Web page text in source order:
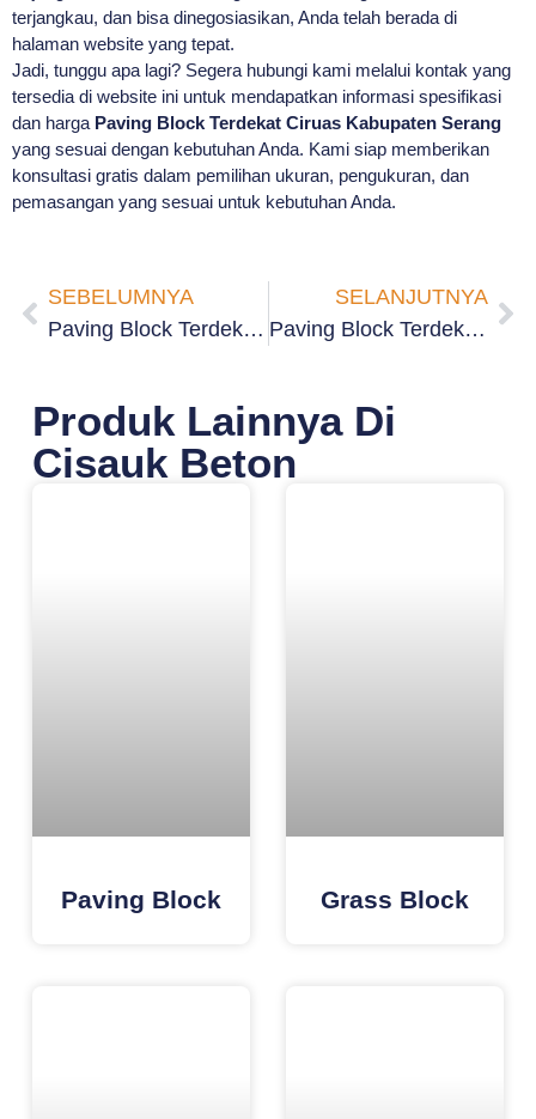
terjangkau, dan bisa dinegosiasikan, Anda telah berada di
halaman website yang tepat.
Jadi, tunggu apa lagi? Segera hubungi kami melalui kontak yang
tersedia di website ini untuk mendapatkan informasi spesifikasi
dan harga Paving Block Terdekat Ciruas Kabupaten Serang
yang sesuai dengan kebutuhan Anda. Kami siap memberikan
konsultasi gratis dalam pemilihan ukuran, pengukuran, dan
pemasangan yang sesuai untuk kebutuhan Anda.
SEBELUMNYA
Paving Block Terdekat Ciomas Kabupaten Serang
SELANJUTNYA
Paving Block Terdekat Gunung Sari Kabupaten Serang
Produk Lainnya Di
Cisauk Beton
Paving Block Grass Block